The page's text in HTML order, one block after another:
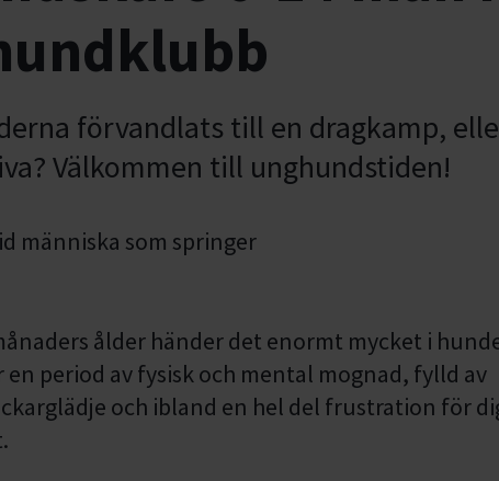
förvandlats till en dragkamp,
Välkommen till unghundstiden!
ålder händer det enormt mycket i
en period av fysisk och mental mognad, fylld av
och ibland en hel del frustration för